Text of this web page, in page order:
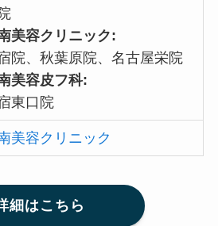
美容クリニック:
院、秋葉原院、名古屋栄院
美容皮フ科:
東口院
美容クリニック
細はこちら